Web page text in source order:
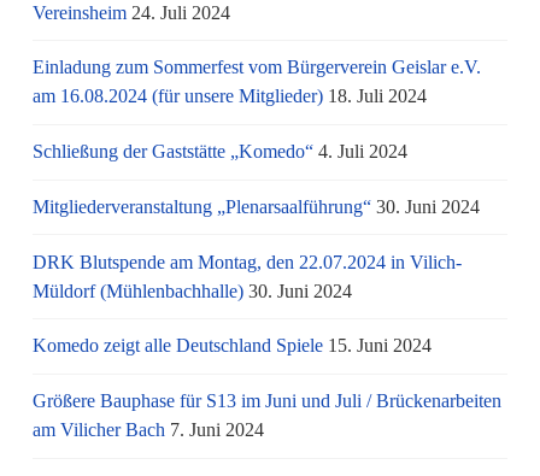
Vereinsheim 24. Juli 2024
Einladung zum Sommerfest vom Bürgerverein Geislar e.V.
am 16.08.2024 (für unsere Mitglieder) 18. Juli 2024
Schließung der Gaststätte „Komedo“ 4. Juli 2024
Mitgliederveranstaltung „Plenarsaalführung“ 30. Juni 2024
DRK Blutspende am Montag, den 22.07.2024 in Vilich-
Müldorf (Mühlenbachhalle) 30. Juni 2024
Komedo zeigt alle Deutschland Spiele 15. Juni 2024
Größere Bauphase für S13 im Juni und Juli / Brü­cken­ar­bei­ten
am Vi­li­cher Bach 7. Juni 2024